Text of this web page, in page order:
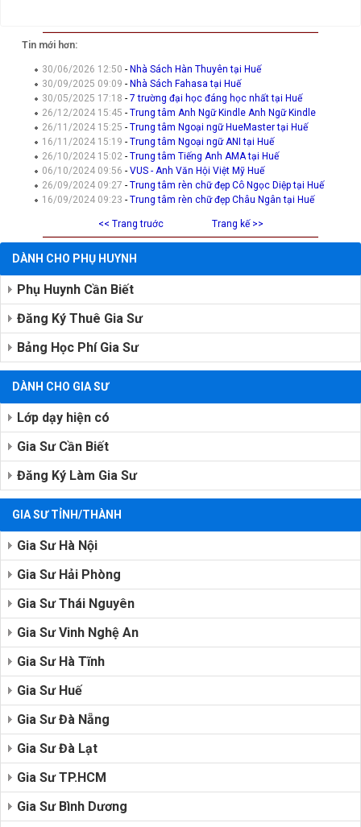
Tin mới hơn:
30/06/2026 12:50- Nhà Sách Hàn Thuyên tại Huế
30/09/2025 09:09- Nhà Sách Fahasa tại Huế
30/05/2025 17:18-7 trường đại học đáng học nhất tại Huế
26/12/2024 15:45-Trung tâm Anh Ngữ Kindle Anh Ngữ Kindle
26/11/2024 15:25-Trung tâm Ngoại ngữ HueMaster tại Huế
16/11/2024 15:19-Trung tâm Ngoại ngữ ANI tại Huế
26/10/2024 15:02-Trung tâm Tiếng Anh AMA tại Huế
06/10/2024 09:56-VUS - Anh Văn Hội Việt Mỹ Huế
26/09/2024 09:27-Trung tâm rèn chữ đẹp Cô Ngọc Diệp tại Huế
16/09/2024 09:23-Trung tâm rèn chữ đẹp Châu Ngân tại Huế
<< Trang truớc Trang kế >>
DÀNH CHO PHỤ HUYNH
Phụ Huynh Cần Biết
Đăng Ký Thuê Gia Sư
Bảng Học Phí Gia Sư
DÀNH CHO GIA SƯ
Lớp dạy hiện có
Gia Sư Cần Biết
Đăng Ký Làm Gia Sư
GIA SƯ TỈNH/THÀNH
Gia Sư Hà Nội
Gia Sư Hải Phòng
Gia Sư Thái Nguyên
Gia Sư Vinh Nghệ An
Gia Sư Hà Tĩnh
Gia Sư Huế
Gia Sư Đà Nẵng
Gia Sư Đà Lạt
Gia Sư TP.HCM
Gia Sư Bình Dương